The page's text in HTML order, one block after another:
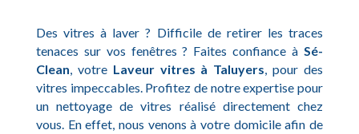
Des vitres à laver ? Difficile de retirer les traces
tenaces sur vos fenêtres ? Faites confiance àSé-
Clean, votre Laveur vitres à Taluyers, pour des
vitres impeccables. Profitez de notre expertise pour
un nettoyage de vitres réalisé directement chez
vous. En effet, nous venons à votre domicile afin de